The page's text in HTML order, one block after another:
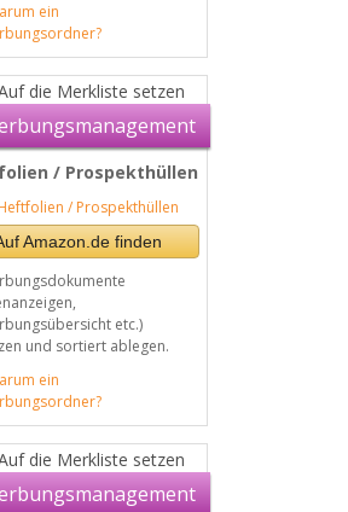
ein
die Merkliste setzen
/ Prospekthüllen
Amazon.de finden
etc.)
und sortiert ablegen.
ein
die Merkliste setzen